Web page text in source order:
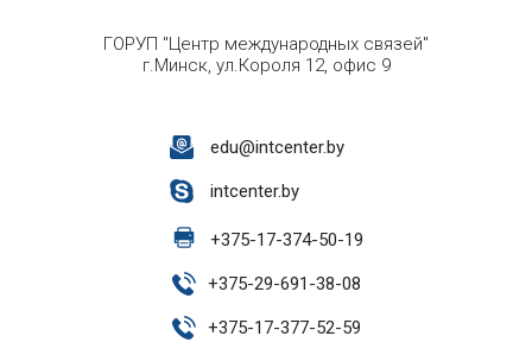
ГОРУП "Центр международных связей"
г.Минск, ул.Короля 12, офис 9
edu@intcenter.by
intcenter.by
+375-17-374-50-19
+375-29-691-38-08
+375-17-377-52-59